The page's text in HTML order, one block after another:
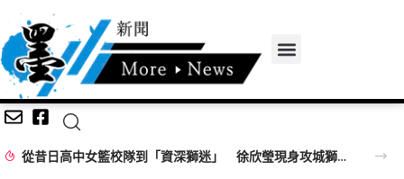
從昔日高中女籃校隊到「資深獅迷」 徐欣瑩現身攻城獅開訓為球隊加油